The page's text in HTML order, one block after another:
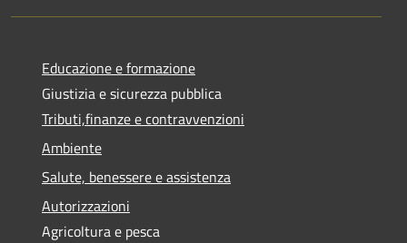
Educazione e formazione
Giustizia e sicurezza pubblica
Tributi,finanze e contravvenzioni
Ambiente
Salute, benessere e assistenza
Autorizzazioni
Agricoltura e pesca